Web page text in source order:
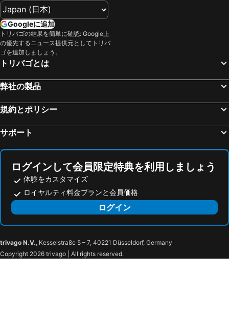
Asker, アーケシュフース県 宿泊施設 -
ランゲサン, テレマルク県 宿泊施設 -
ベルゲン, ホルダラン県 宿泊施設 -
フロム, ソグン・オ・フョーラネ県 宿泊施設 -
Ullensaker, アーケシュフース県 宿泊施設 -
ガイランゲル, ムーレ・オ・ロムスダール県 宿泊施設 -
ロングイェールビーン, スピッツベルゲン 宿泊施設 -
Googleに追加
トリバゴの結果を簡単に確認: Google上
の優先するニュース提供元としてトリバ
ゴを追加しましょう。
トリバゴとは
弊社の製品
規約とポリシー
サポート
ログインして会員限定特典を利用しましょう
体験をカスタマイズ
ロイヤルティ料金プランと会員価格
ログイン
trivago N.V., Kesselstraße 5 – 7, 40221 Düsseldorf, Germany
Copyright 2026 trivago | All rights reserved.